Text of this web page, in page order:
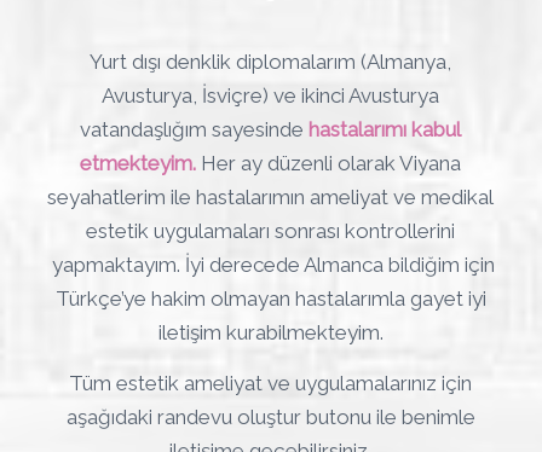
Yurt dışı denklik diplomalarım (Almanya,
Avusturya, İsviçre) ve ikinci Avusturya
vatandaşlığım sayesinde hastalarımı kabul
etmekteyim. Her ay düzenli olarak Viyana
seyahatlerim ile hastalarımın ameliyat ve medikal
estetik uygulamaları sonrası kontrollerini
yapmaktayım. İyi derecede Almanca bildiğim için
Türkçe’ye hakim olmayan hastalarımla gayet iyi
iletişim kurabilmekteyim.
Tüm estetik ameliyat ve uygulamalarınız için
aşağıdaki randevu oluştur butonu ile benimle